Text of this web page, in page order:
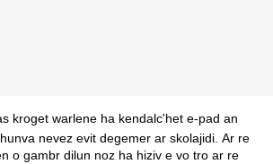
kroget warlene ha kendalc'het e-pad an
nevez evit degemer ar skolajidi. Ar re
o gambr dilun noz ha hiziv e vo tro ar re